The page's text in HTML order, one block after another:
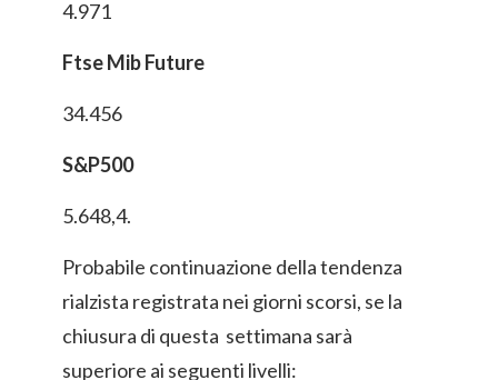
4.971
Ftse Mib Future
34.456
S&P500
5.648,4.
Probabile continuazione della tendenza
rialzista registrata nei giorni scorsi, se la
chiusura di questa settimana sarà
superiore ai seguenti livelli: